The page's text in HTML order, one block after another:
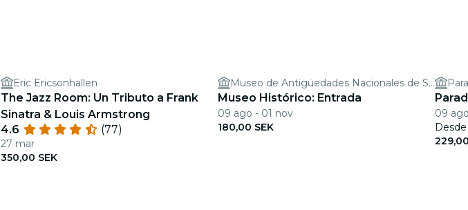
Eric Ericsonhallen
The Jazz Room: Un Tributo a Frank
Sinatra & Louis Armstrong
4.6
(77)
27 mar
350,00 SEK
Museo de Antigüedades Nacionales de Suecia
Museo Histórico: Entrada
09 ago - 01 nov
180,00 SEK
09
Desde